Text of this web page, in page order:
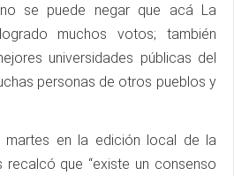
se puede negar que acá La
muchos votos; también
universidades públicas del
personas de otros pueblos y
martes en la edición local de la
recalcó que “existe un consenso